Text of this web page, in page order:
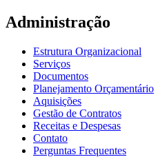
Administração
Estrutura Organizacional
Serviços
Documentos
Planejamento Orçamentário
Aquisições
Gestão de Contratos
Receitas e Despesas
Contato
Perguntas Frequentes